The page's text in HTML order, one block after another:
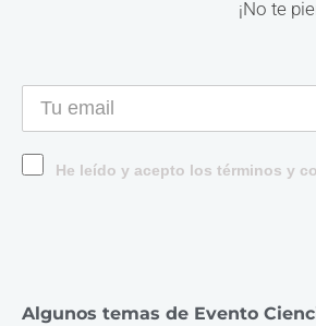
¡No te
He leído y acepto los términos y
Algunos temas de Evento